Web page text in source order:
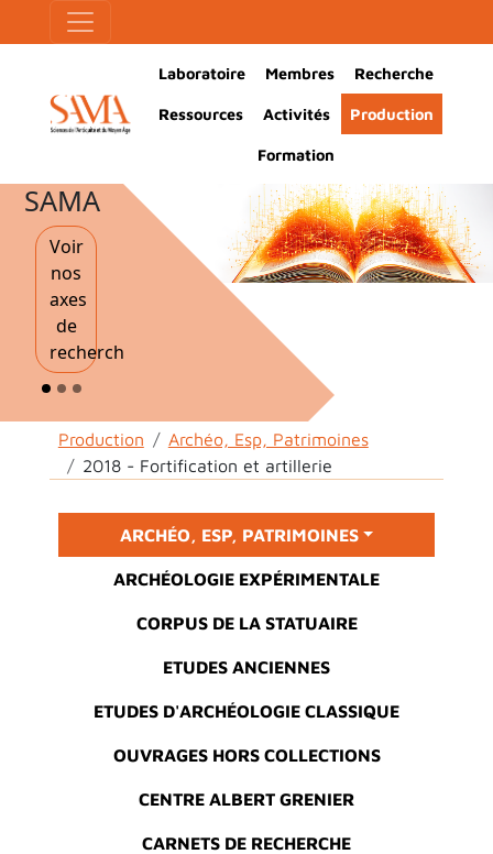
Aller au contenu principal
Main Navigation
Laboratoire Membres Recherche
Ressources Activités Production
Formation
SAMA
Voir
nos
axes
de
recherche
Fil d'Ariane
Production
Archéo, Esp, Patrimoines
2018 - Fortification et artillerie
Main menu
ARCHÉO, ESP, PATRIMOINES
ARCHÉOLOGIE EXPÉRIMENTALE
CORPUS DE LA STATUAIRE
ETUDES ANCIENNES
ETUDES D'ARCHÉOLOGIE CLASSIQUE
OUVRAGES HORS COLLECTIONS
CENTRE ALBERT GRENIER
CARNETS DE RECHERCHE
Panneau de gestion des cookies